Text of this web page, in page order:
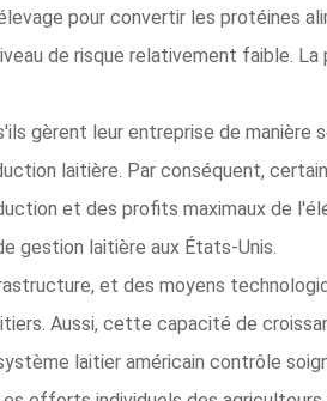
pour convertir les protéines
de risque relativement faible.
gèrent leur entreprise de manière
laitière. Par conséquent,
et des profits maximaux de
gestion laitière aux États-Unis.
et des moyens
Aussi, cette capacité de
laitier américain contrôle